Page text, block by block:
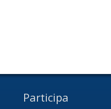
Participa